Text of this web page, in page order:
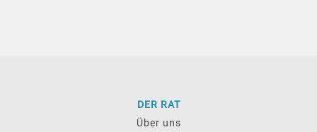
DER RAT
Über uns